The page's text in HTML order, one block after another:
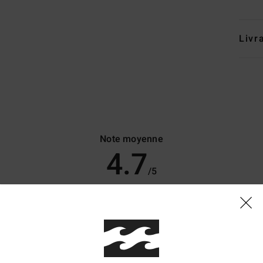
Note moyenne
4.7/5
71% de nos clients recommandent ce produit
qualité / prix
Taille